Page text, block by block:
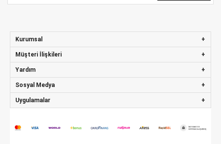
Kurumsal
Müşteri İlişkileri
Yardım
Sosyal Medya
Uygulamalar